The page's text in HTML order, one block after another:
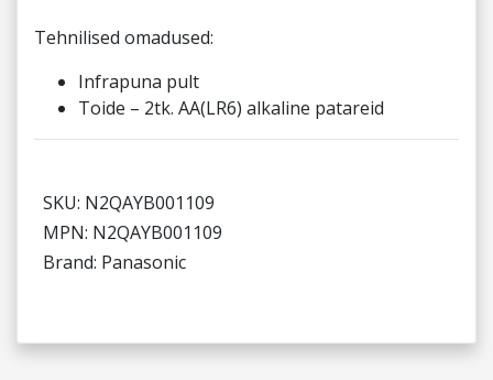
Tehnilised omadused:
Infrapuna pult
Toide – 2tk. AA(LR6) alkaline patareid
SKU: N2QAYB001109
MPN: N2QAYB001109
Brand: Panasonic